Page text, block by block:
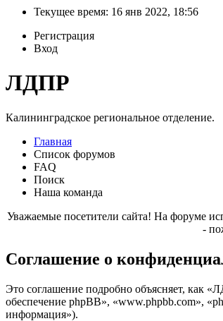
Текущее время: 16 янв 2022, 18:56
Регистрация
Вход
ЛДПР
Калининградское региональное отделение.
Главная
Список форумов
FAQ
Поиск
Наша команда
Уважаемые посетители сайта! На форуме
-
Соглашение о
Это соглашение подробно объясняет, как
обеспечение phpBB», «www.phpbb.com»,
информация»).